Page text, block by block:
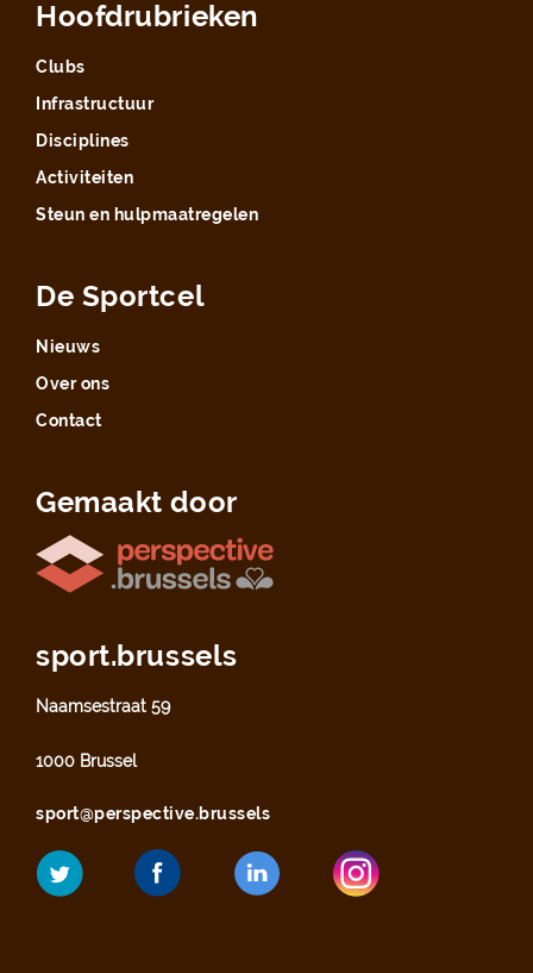
Hoofdrubrieken
Clubs
Infrastructuur
Disciplines
Activiteiten
Steun en hulpmaatregelen
De Sportcel
Nieuws
Over ons
Contact
Gemaakt door
sport.brussels
Naamsestraat 59
1000 Brussel
sport@perspective.brussels